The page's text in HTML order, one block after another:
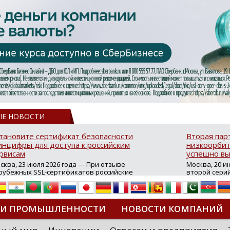
НОВОСТИ
сертификат безопасности
для доступа к российским
23 июля 2026 года — При отзыве
SSL-сертификатов российские
могут некорректно открываться в
браузерах (Google Chrome,
Edge и др.), а соединение с сервисами
ресурсы уже сообщили о
недоступности и ошибках при
из-за отзывов сертификатов
Вторая
успешно
Москва, 20
второй
аппаратов,
масштабной
интернет с
из
«Экономика
ПРОМЫШЛЕННОСТИ НОВОСТИ КОМПАНИЙ